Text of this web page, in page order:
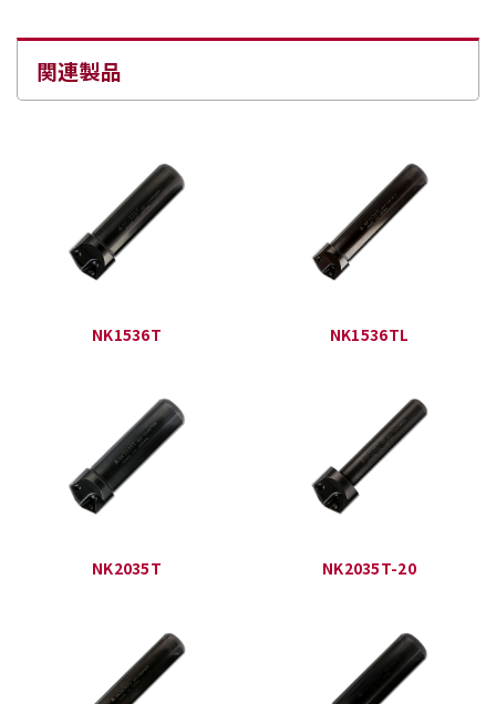
関連製品
NK1536T NK1536TL
NK2035T NK2035T-20